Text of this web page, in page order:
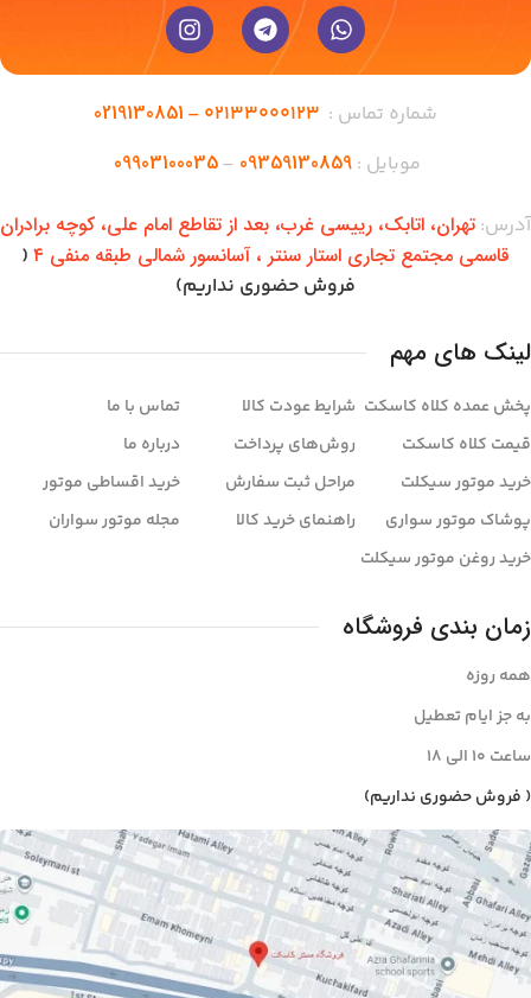
شماره تماس : 02133000123 –
0219130851
موبایل : 09359130859
–
09903100035
آدرس: تهران،‌ اتابک، رییسی غرب، بعد از تقاطع امام علی، کوچه برادران
قاسمی مجتمع تجاری استار سنتر ، آسانسور شمالی طبقه منفی ۴
(
فروش حضوری نداریم)
لینک های مهم
پخش عمده کلاه کاسکت
قیمت کلاه کاسکت
خرید موتور سیکلت
پوشاک موتور سواری
خرید روغن موتور سیکلت
شرایط عودت کالا
روش‌های پرداخت
مراحل ثبت سفارش
راهنمای خرید کالا
تماس با ما
درباره ما
خرید اقساطی موتور
مجله موتور سواران
زمان بندی فروشگاه
همه روزه
به جز ایام تعطیل
ساعت ۱۰ الی ۱8
( فروش حضوری نداریم)